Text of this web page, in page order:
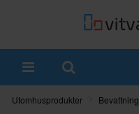
Utomhusprodukter Bevattning